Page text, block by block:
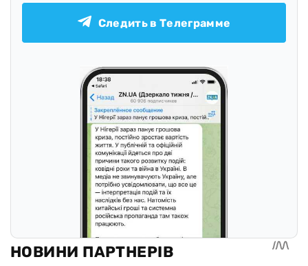
Следить в Телеграмме